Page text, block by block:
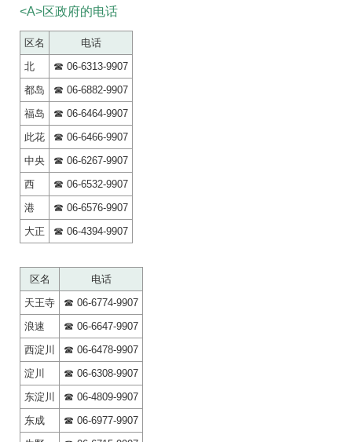
<A>区政府的电话
区名
电话
北
☎ 06-6313-9907
都岛
☎ 06-6882-9907
福岛
☎ 06-6464-9907
此花
☎ 06-6466-9907
中央
☎ 06-6267-9907
西
☎ 06-6532-9907
港
☎ 06-6576-9907
大正
☎ 06-4394-9907
区名
电话
天王寺
☎ 06-6774-9907
浪速
☎ 06-6647-9907
西淀川
☎ 06-6478-9907
淀川
☎ 06-6308-9907
东淀川
☎ 06-4809-9907
东成
☎ 06-6977-9907